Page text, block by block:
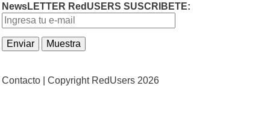
NewsLETTER RedUSERS SUSCRIBETE:
Contacto | Copyright RedUsers 2026